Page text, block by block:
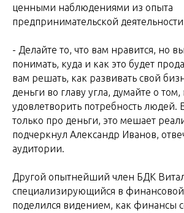
ценными наблюдениями из опыта
предпринимательской
- Делайте то, что вам нравится, но
понимать, куда и как это будет
вам решать, как развивать свой
деньги во главу угла, думайте о том,
удовлетворить потребность людей.
только про деньги, это мешает
подчеркнул Александр Иванов,
аудитории.
Другой опытнейший член БДК
специализирующийся в
поделился видением, как финансы